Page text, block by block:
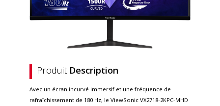
Produit Description
Avec un écran incurvé immersif et une fréquence de
rafraîchissement de 180 Hz, le ViewSonic VX2718-2KPC-MHD